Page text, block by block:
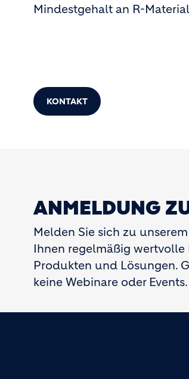
Mindestgehalt an R-
KONTAKT
ANMELDUNG
Melden Sie sich zu
Ihnen regelmäßig
Produkten und Lösungen.
keine Webinare oder Events.